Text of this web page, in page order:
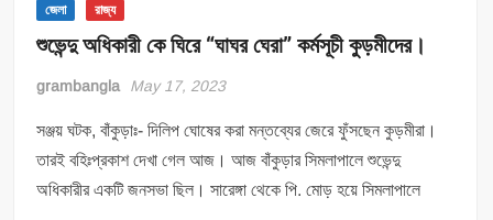
জেলা রাজ্য
শুভেন্দু অধিকারী কে ঘিরে “ঘাঘর ঘেরা” কর্মসূচী কুড়মীদের।
grambangla May 17, 2023
সঞ্জয় ঘটক, বাঁকুড়াঃ- দিলিপ ঘোষের করা মন্তব্যের জেরে ফুঁসছেন কুড়মীরা।
তারই বহিঃপ্রকাশ দেখা গেল আজ। আজ বাঁকুড়ার সিমলাপালে শুভেন্দু
অধিকারীর একটি জনসভা ছিল। সারেঙ্গা থেকে পি. মোড় হয়ে সিমলাপালে